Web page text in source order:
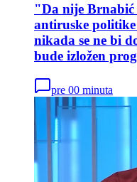
"Da nije Brnabić
antiruske
nikada se ne bi
bude izložen
pre 00 minuta